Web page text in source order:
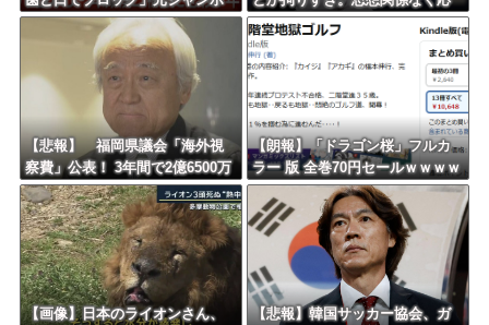
ケ斉藤の不同意性交公判
援しようよ」
【悲報】 福岡県議会「海外視
察費」公表！ 3年間で2億6500万
円ｗｗｗｗｗｗｗｗｗ
【朗報】「ドラゴン桜」フルカ
ラー 版 全巻70円セールｗｗｗｗ
ｗｗｗｗ スポーツ漫画50％ポ
イント還元セール
【画像】日本のライオンさん、
【悲報】韓国サッカー協会、ガ